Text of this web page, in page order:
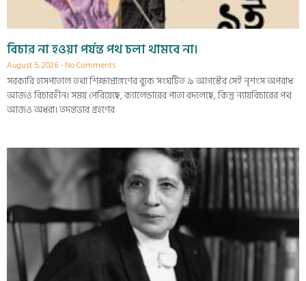
বিচার না হওয়া পর্যন্ত পথ চলা থামবে না।
August 5, 2026 No Comments
সরকারি হাসপাতাল তথা শিক্ষাপ্রাঙ্গণের বুকে সংঘটিত ৯ আগস্টের সেই নৃশংস অপরাধ
আজও বিচারহীন। সময় পেরিয়েছে, ক্যালেন্ডারের পাতা বদলেছে, কিন্তু ন্যায়বিচারের পথ
আজও অধরা। তদন্তভার গ্রহণের